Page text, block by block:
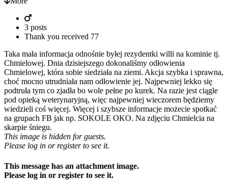
3 posts
Thank you received 77
Taka mała informacja odnośnie byłej rezydentki willi na kominie tj.
Chmielowej. Dnia dzisiejszego dokonaliśmy odłowienia
Chmielowej, która sobie siedziała na ziemi. Akcja szybka i sprawna,
choć mocno utrudniała nam odłowienie jej. Najpewniej lekko się
podtruła tym co zjadła bo wole pełne po kurek. Na razie jest ciągle
pod opieką weterynaryjną, więc najpewniej wieczorem będziemy
wiedzieli coś więcej. Więcej i szybsze informacje możecie spotkać
na grupach FB jak np. SOKOLE OKO. Na zdjęciu Chmielcia na
skarpie śniegu.
This image is hidden for guests.
Please log in or register to see it.
This message has an attachment image.
Please log in or register to see it.